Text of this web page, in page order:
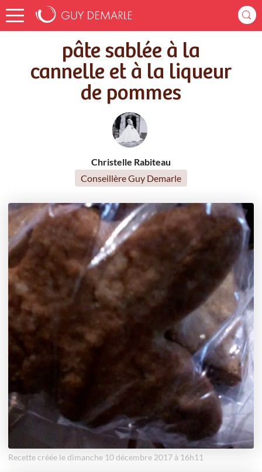
Accueil
Recettes
pâte sablée à la cannelle et à la liqueur de pommes
pâte sablée à la
cannelle et à la liqueur
de pommes
Christelle Rabiteau
Conseillère Guy Demarle
Recette créée le dimanche 10 décembre 2017 à 16h11